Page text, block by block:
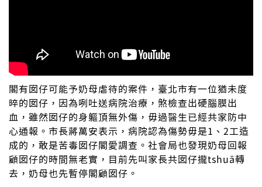
閣有囡仔可能予奶母虐待的案件，臺北市有一位猶未度
晬的囡仔，因為咧吐送病院治療，煞檢查出硬腦膜出
血，雖然囡仔的身軀頂無外傷，毋過醫生已經共家防中
心通報。市長蔣萬安表示，病院認為傷勢毋是1、2工造
成的，敢是苦毒囡仔閣愛調查。社會局也發現奶母回報
顧囡仔的時間無老實，目前先叫家長共囡仔攏tshuā轉
去，奶母也先暫停閣顧囡仔。